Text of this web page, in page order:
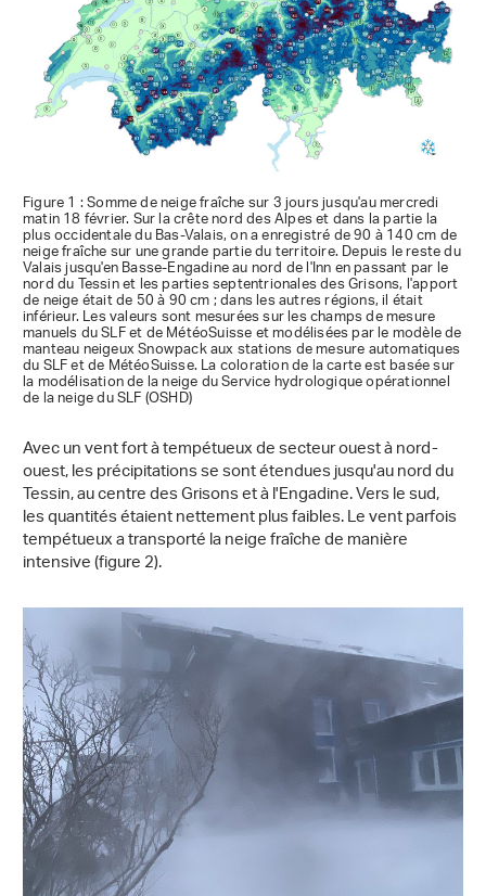
Figure 1 : Somme de neige fraîche sur 3 jours jusqu'au mercredi
matin 18 février. Sur la crête nord des Alpes et dans la partie la
plus occidentale du Bas-Valais, on a enregistré de 90 à 140 cm de
neige fraîche sur une grande partie du territoire. Depuis le reste du
Valais jusqu'en Basse-Engadine au nord de l'Inn en passant par le
nord du Tessin et les parties septentrionales des Grisons, l'apport
de neige était de 50 à 90 cm ; dans les autres régions, il était
inférieur. Les valeurs sont mesurées sur les champs de mesure
manuels du SLF et de MétéoSuisse et modélisées par le modèle de
manteau neigeux Snowpack aux stations de mesure automatiques
du SLF et de MétéoSuisse. La coloration de la carte est basée sur
la modélisation de la neige du Service hydrologique opérationnel
de la neige du SLF (OSHD)
Avec un vent fort à tempétueux de secteur ouest à nord-
ouest, les précipitations se sont étendues jusqu'au nord du
Tessin, au centre des Grisons et à l'Engadine. Vers le sud,
les quantités étaient nettement plus faibles. Le vent parfois
tempétueux a transporté la neige fraîche de manière
intensive (figure 2).